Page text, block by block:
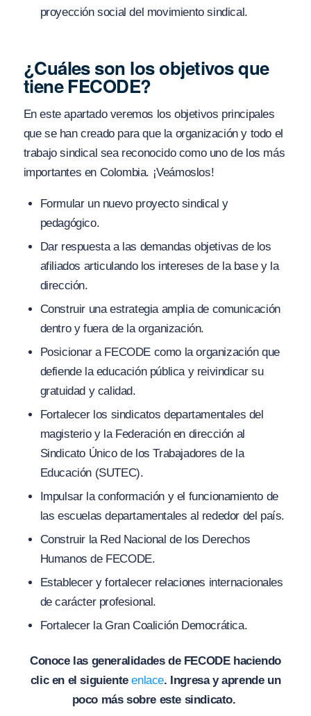
proyección social del movimiento sindical.
¿Cuáles son los objetivos que
tiene FECODE?
En este apartado veremos los objetivos principales
que se han creado para que la organización y todo el
trabajo sindical sea reconocido como uno de los más
importantes en Colombia. ¡Veámoslos!
Formular un nuevo proyecto sindical y
pedagógico.
Dar respuesta a las demandas objetivas de los
afiliados articulando los intereses de la base y la
dirección.
Construir una estrategia amplia de comunicación
dentro y fuera de la organización.
Posicionar a FECODE como la organización que
defiende la educación pública y reivindicar su
gratuidad y calidad.
Fortalecer los sindicatos departamentales del
magisterio y la Federación en dirección al
Sindicato Único de los Trabajadores de la
Educación (SUTEC).
Impulsar la conformación y el funcionamiento de
las escuelas departamentales al rededor del país.
Construir la Red Nacional de los Derechos
Humanos de FECODE.
Establecer y fortalecer relaciones internacionales
de carácter profesional.
Fortalecer la Gran Coalición Democrática.
Conoce las generalidades de FECODE haciendo
clic en el siguienteenlace. Ingresa y aprende un
poco más sobre este sindicato.